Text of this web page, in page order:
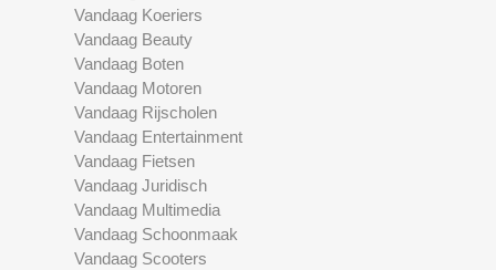
Vandaag Koeriers
Vandaag Beauty
Vandaag Boten
Vandaag Motoren
Vandaag Rijscholen
Vandaag Entertainment
Vandaag Fietsen
Vandaag Juridisch
Vandaag Multimedia
Vandaag Schoonmaak
Vandaag Scooters